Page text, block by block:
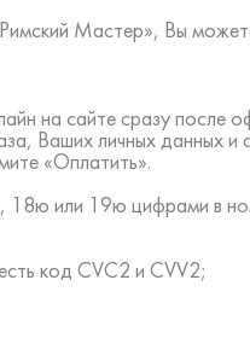
Мастер», Вы
на сайте сразу
Ваших личных данных
«Оплатить».
18ю или 19ю цифрами в
код CVC2 и CVV2;